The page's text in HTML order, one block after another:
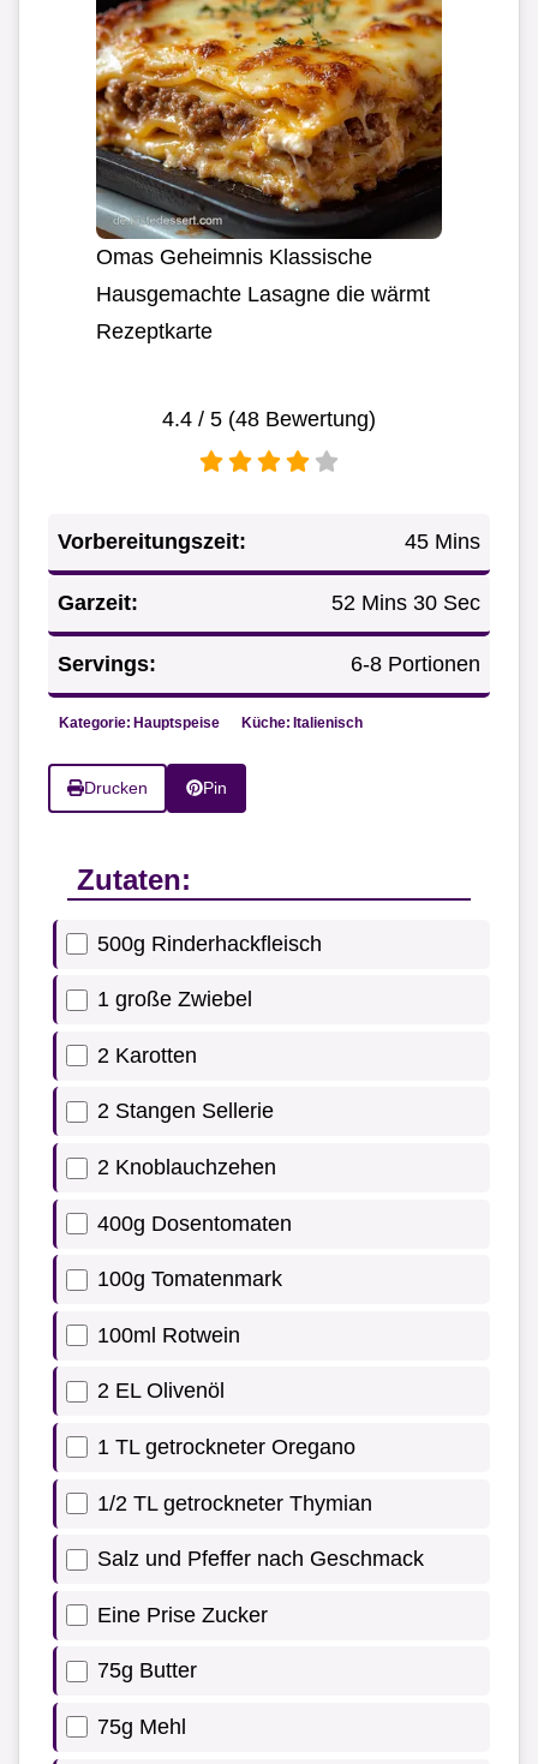
Omas Geheimnis Klassische
Hausgemachte Lasagne die wärmt
Rezeptkarte
4.4 / 5 (48 Bewertung)
Vorbereitungszeit: 45 Mins
Garzeit: 52 Mins 30 Sec
Servings: 6-8 Portionen
Kategorie: Hauptspeise Küche: Italienisch
Drucken Pin
Zutaten:
500g Rinderhackfleisch
1 große Zwiebel
2 Karotten
2 Stangen Sellerie
2 Knoblauchzehen
400g Dosentomaten
100g Tomatenmark
100ml Rotwein
2 EL Olivenöl
1 TL getrockneter Oregano
1/2 TL getrockneter Thymian
Salz und Pfeffer nach Geschmack
Eine Prise Zucker
75g Butter
75g Mehl